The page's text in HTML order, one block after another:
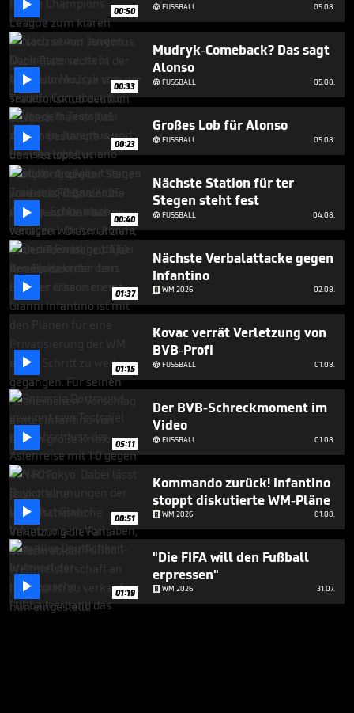
minutes,
59
seconds
 00:50 FUSSBALL 05.08.
 00:33
Mudryk-Comeback? Das sagt
Alonso
FUSSBALL 05.08.
 00:23
Großes Lob für Alonso
FUSSBALL 05.08.
 00:40
Nächste Station für ter
Stegen steht fest
FUSSBALL 04.08.
 01:37
Nächste Verbalattacke gegen
Infantino
WM 2026 02.08.
 01:15
Kovac verrät Verletzung von
BVB-Profi
FUSSBALL 01.08.
 05:11
Der BVB-Schreckmoment im
Video
FUSSBALL 01.08.
 00:51
Kommando zurück! Infantino
stoppt diskutierte WM-Pläne
WM 2026 01.08.
 01:19
"Die FIFA will den Fußball
erpressen"
WM 2026 31.07.